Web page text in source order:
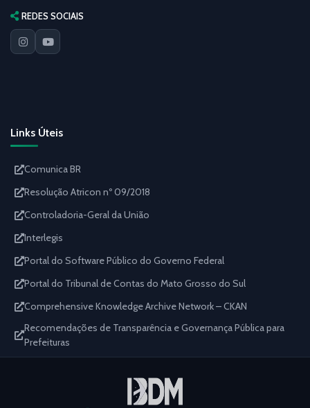
REDES SOCIAIS
Links Úteis
Comunica BR
Resolução Atricon nº 09/2018
Controladoria-Geral da União
Interlegis
Portal do Software Público do Governo Federal
Portal do Tribunal de Contas do Mato Grosso do Sul
Comprehensive Knowledge Archive Network – CKAN
Recomendações de Transparência e Governança Pública para
Prefeituras